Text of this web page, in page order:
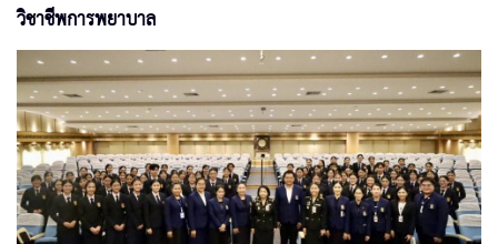
วิชาชีพการพยาบาล